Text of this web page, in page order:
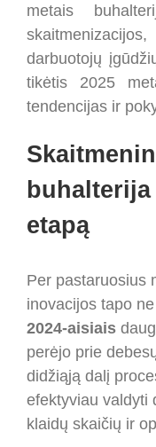
metais
darbuotojų
tikėtis 2025
tendencijas ir
etapą
Per pastaruosius
inovacijos tapo
2024-aisiais
perėjo prie
didžiąją dalį
efektyviau valdyti
klaidų skaičių ir